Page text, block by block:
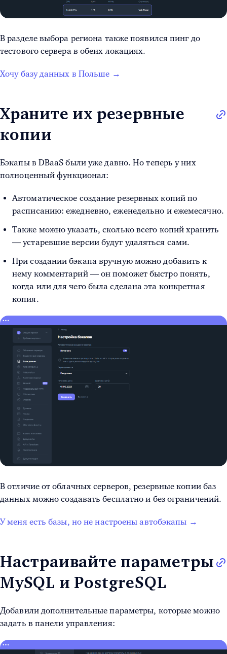
В разделе выбора региона также появился пинг до
тестового сервера в обеих локациях.
Хочу базу данных в Польше →
Храните их резервные
копии
Бэкапы в DBaaS были уже давно. Но теперь у них
полноценный функционал:
Автоматическое создание резервных копий по
расписанию: ежедневно, еженедельно и ежемесячно.
Также можно указать, сколько всего копий хранить
— устаревшие версии будут удаляться сами.
При создании бэкапа вручную можно добавить к
нему комментарий — он поможет быстро понять,
когда или для чего была сделана эта конкретная
копия.
В отличие от облачных серверов, резервные копии баз
данных можно создавать бесплатно и без ограничений.
У меня есть базы, но не настроены автобэкапы →
Настраивайте параметры
MySQL и PostgreSQL
Добавили дополнительные параметры, которые можно
задать в панели управления: